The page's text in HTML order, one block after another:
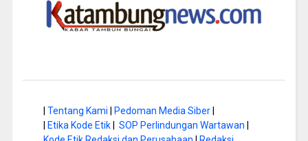
Tentang Kami Pedoman Media Siber|
Etika Kode Etik| SOP Perlindungan Wartawan